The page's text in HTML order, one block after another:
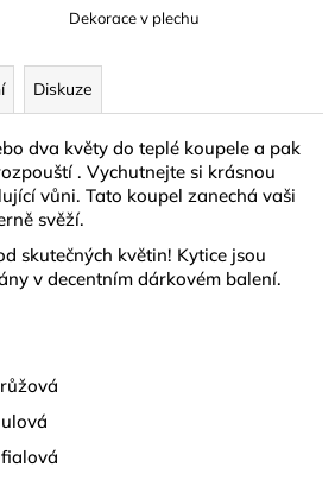
Dekorace v plechu
Diskuze
dva květy do teplé koupele a pak
. Vychutnejte si krásnou
vůni. Tato koupel zanechá vaši
svěží.
skutečných květin! Kytice jsou
v decentním dárkovém balení.